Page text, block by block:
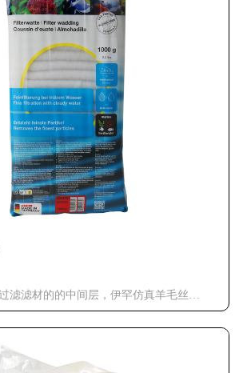
滤滤材的的中间层，伊罕仿真羊毛丝
种精细过滤的前置过滤材料